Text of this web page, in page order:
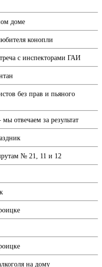
доме
конопли
с инспекторами ГАИ
без прав и пьяного
отвечаем за результат
№ 21, 11 и 12
на дому